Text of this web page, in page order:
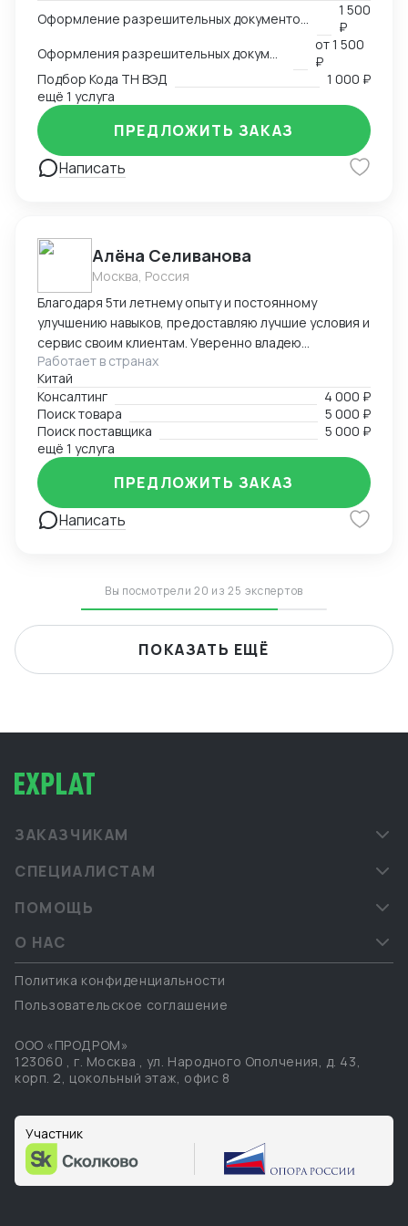
-оформление сертификации на товар: СГР, ДС, СС,
РУ, Нотификация -деловая переписка -продажи
-пользование Инкотермс -общение с фабриками (на
китайском языке) -кастомизация продукта -работа с
OEM \ ODM фабриками - доставка и растаможка
образцов для изготовления сертификации. Проекты
разной сложности, от станков до БАДов
1 500
₽
от1 500
₽
Подбор Кода ТН ВЭД
1 000 ₽
ещё 1 услуга
Написать
ПРЕДЛОЖИТЬ ЗАКАЗ
Алёна Селиванова
Москва, Россия
Благодаря 5ти летнему опыту и постоянному
улучшению навыков, предоставляю лучшие условия и
сервис своим клиентам. Уверенно владею
несколькими языками, что позволяет эффективно
работать как с российскими, так и с китайскими
клиентами.
Работает в странах
Китай
Консалтинг
4 000 ₽
Поиск товара
5 000 ₽
Поиск поставщика
5 000 ₽
ещё 1 услуга
Написать
ПРЕДЛОЖИТЬ ЗАКАЗ
Вы посмотрели 20 из 25 экспертов
ПОКАЗАТЬ ЕЩЁ
ЗАКАЗЧИКАМ
СПЕЦИАЛИСТАМ
ПОМОЩЬ
О НАС
Политика конфиденциальности
Пользовательское соглашение
ООО «ПРОДРОМ»
123060 , г. Москва , ул. Народного Ополчения, д. 43,
корп. 2, цокольный этаж, офис 8
Участник